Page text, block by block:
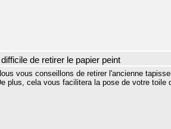
difficile de retirer le papier peint
vous conseillons de retirer l'ancienne
plus, cela vous facilitera la pose de votre